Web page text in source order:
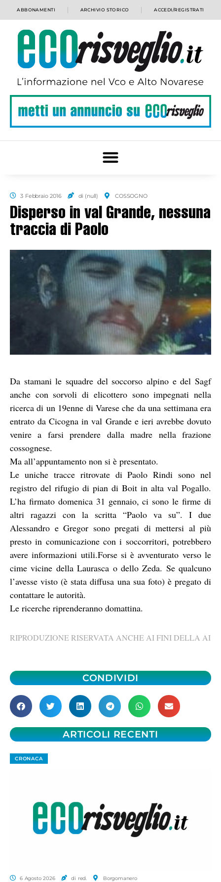
ABBONAMENTI ARCHIVIO STORICO ACCEDI/REGISTRATI
3 Febbraio 2016 di (null) COSSOGNO
Disperso in val Grande, nessuna
traccia di Paolo
Da stamani le squadre del soccorso alpino e del Sagf
anche con sorvoli di elicottero sono impegnati nella
ricerca di un 19enne di Varese che da una settimana era
entrato da Cicogna in val Grande e ieri avrebbe dovuto
venire a farsi prendere dalla madre nella frazione
cossognese.
Ma all’appuntamento non si è presentato.
Le uniche tracce ritrovate di Paolo Rindi sono nel
registro del rifugio di pian di Boit in alta val Pogallo.
L’ha firmato domenica 31 gennaio, ci sono le firme di
altri ragazzi con la scritta “Paolo va su”. I due
Alessandro e Gregor sono pregati di mettersi al più
presto in comunicazione con i soccorritori, potrebbero
avere informazioni utili.Forse si è avventurato verso le
cime vicine della Laurasca o dello Zeda. Se qualcuno
l’avesse visto (è stata diffusa una sua foto) è pregato di
contattare le autorità.
Le ricerche riprenderanno domattina.
RIPRODUZIONE RISERVATA ANCHE AI FINI DELLA AI
CONDIVIDI
ARTICOLI RECENTI
CRONACA
6 Agosto 2026 di red. Borgomanero